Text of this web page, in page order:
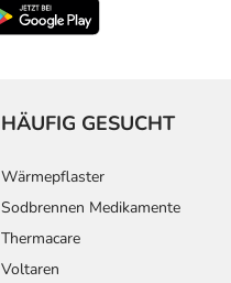
HÄUFIG GESUCHT
Wärmepflaster
Sodbrennen Medikamente
Thermacare
Voltaren